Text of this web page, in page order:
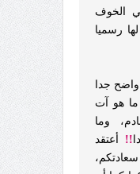
الخوف
رسميا
جدا
ما هو آت
وما
!!
أعتقد